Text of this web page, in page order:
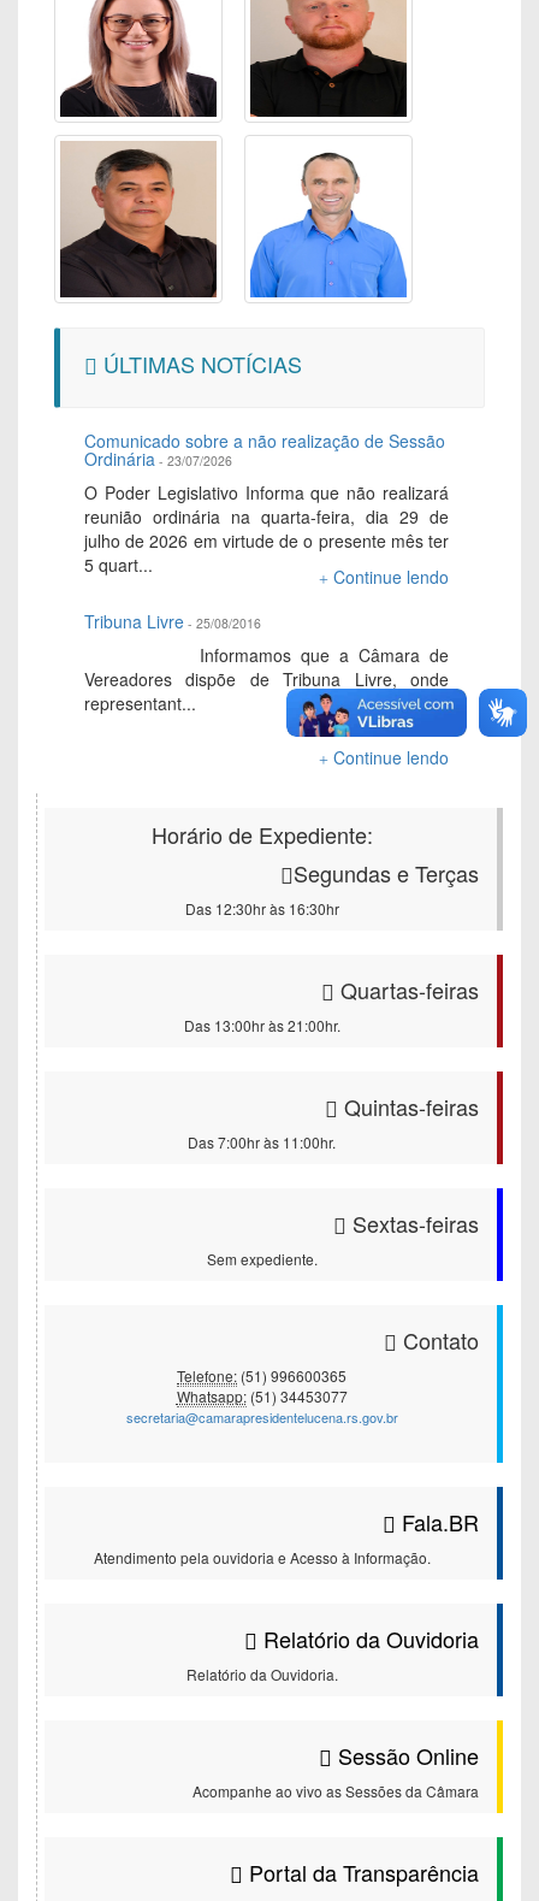
ÚLTIMAS NOTÍCIAS
Comunicado sobre a não realização de Sessão
Ordinária - 23/07/2026
O Poder Legislativo Informa que não realizará
reunião ordinária na quarta-feira, dia 29 de
julho de 2026 em virtude de o presente mês ter
5 quart...
Continue lendo
Tribuna Livre - 25/08/2016
Informamos que a Câmara de
Vereadores dispõe de Tribuna Livre, onde
representant...
Continue lendo
Horário de Expediente:
Segundas e Terças
Das 12:30hr às 16:30hr
Quartas-feiras
Das 13:00hr às 21:00hr.
Quintas-feiras
Das 7:00hr às 11:00hr.
Sextas-feiras
Sem expediente.
Contato
Telefone: (51) 996600365
Whatsapp:(51) 34453077
secretaria@camarapresidentelucena.rs.gov.br
Fala.BR
Atendimento pela ouvidoria e Acesso à Informação.
Relatório da Ouvidoria
Relatório da Ouvidoria.
Sessão Online
Acompanhe ao vivo as Sessões da Câmara
Portal da Transparência